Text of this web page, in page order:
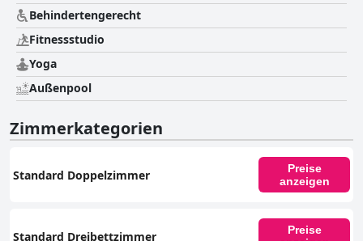
Behindertengerecht
Fitnessstudio
Yoga
Außenpool
Zimmerkategorien
Standard Doppelzimmer
Preise
anzeigen
Standard Dreibettzimmer
Preise